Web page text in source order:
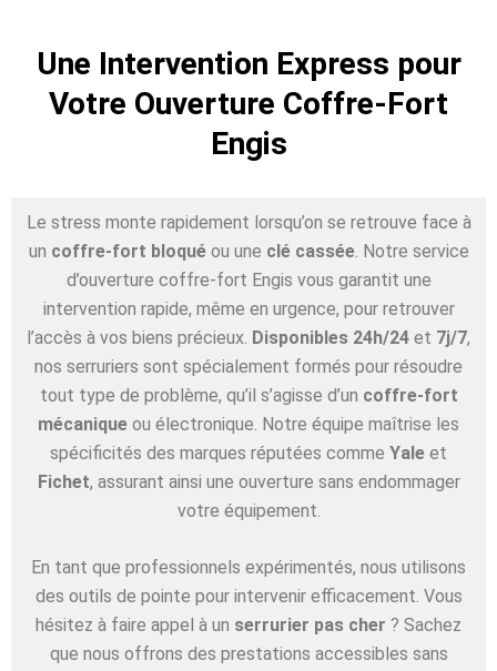
Une Intervention Express pour
Votre Ouverture Coffre-Fort
Engis
Le stress monte rapidement lorsqu’on se retrouve face à
un coffre-fort bloquéou une clé cassée. Notre service
d’ouverture coffre-fort Engis vous garantit une
intervention rapide, même en urgence, pour retrouver
l’accès à vos biens précieux. Disponibles 24h/24 et 7j/7,
nos serruriers sont spécialement formés pour résoudre
tout type de problème, qu’il s’agisse d’un coffre-fort
mécanique ou électronique. Notre équipe maîtrise les
spécificités des marques réputées comme Yale et
Fichet, assurant ainsi une ouverture sans endommager
votre équipement.
En tant que professionnels expérimentés, nous utilisons
des outils de pointe pour intervenir efficacement. Vous
hésitez à faire appel à un serrurier pas cher ? Sachez
que nous offrons des prestations accessibles sans